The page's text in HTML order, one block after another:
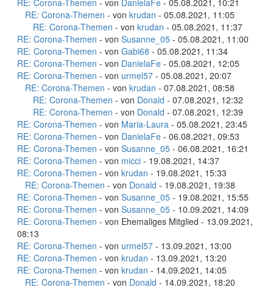
RE: Corona-Themen - von DanielaFe - 05.08.2021, 10:21
RE: Corona-Themen - von krudan - 05.08.2021, 11:05
RE: Corona-Themen - von krudan - 05.08.2021, 11:37
RE: Corona-Themen - von Susanne_05 - 05.08.2021, 11:00
RE: Corona-Themen - von Gabi68 - 05.08.2021, 11:34
RE: Corona-Themen - von DanielaFe - 05.08.2021, 12:05
RE: Corona-Themen - von urmel57 - 05.08.2021, 20:07
RE: Corona-Themen - von krudan - 07.08.2021, 08:58
RE: Corona-Themen - von Donald - 07.08.2021, 12:32
RE: Corona-Themen - von Donald - 07.08.2021, 12:39
RE: Corona-Themen - von Maria-Laura - 05.08.2021, 23:45
RE: Corona-Themen - von DanielaFe - 06.08.2021, 09:53
RE: Corona-Themen - von Susanne_05 - 06.08.2021, 16:21
RE: Corona-Themen - von micci - 19.08.2021, 14:37
RE: Corona-Themen - von krudan - 19.08.2021, 15:33
RE: Corona-Themen - von Donald - 19.08.2021, 19:38
RE: Corona-Themen - von Susanne_05 - 19.08.2021, 15:55
RE: Corona-Themen - von Susanne_05 - 10.09.2021, 14:09
RE: Corona-Themen - von Ehemaliges Mitglied - 13.09.2021,
08:13
RE: Corona-Themen - von urmel57 - 13.09.2021, 13:00
RE: Corona-Themen - von krudan - 13.09.2021, 13:20
RE: Corona-Themen - von krudan - 14.09.2021, 14:05
RE: Corona-Themen - von Donald - 14.09.2021, 18:20